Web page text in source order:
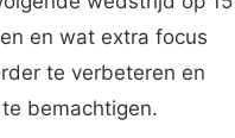
en wat extra focus
te verbeteren en
bemachtigen.